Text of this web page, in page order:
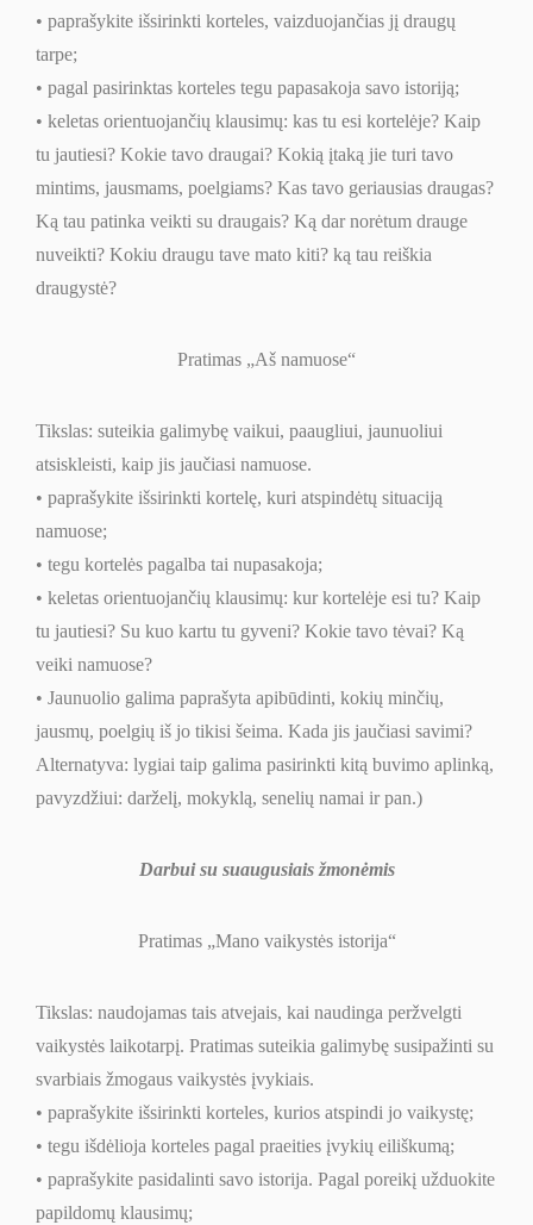
• paprašykite išsirinkti korteles, vaizduojančias jį draugų
tarpe;
• pagal pasirinktas korteles tegu papasakoja savo istoriją;
• keletas orientuojančių klausimų: kas tu esi kortelėje? Kaip
tu jautiesi? Kokie tavo draugai? Kokią įtaką jie turi tavo
mintims, jausmams, poelgiams? Kas tavo geriausias draugas?
Ką tau patinka veikti su draugais? Ką dar norėtum drauge
nuveikti? Kokiu draugu tave mato kiti? ką tau reiškia
draugystė?
Pratimas „Aš namuose“
Tikslas: suteikia galimybę vaikui, paaugliui, jaunuoliui
atsiskleisti, kaip jis jaučiasi namuose.
• paprašykite išsirinkti kortelę, kuri atspindėtų situaciją
namuose;
• tegu kortelės pagalba tai nupasakoja;
• keletas orientuojančių klausimų: kur kortelėje esi tu? Kaip
tu jautiesi? Su kuo kartu tu gyveni? Kokie tavo tėvai? Ką
veiki namuose?
• Jaunuolio galima paprašyta apibūdinti, kokių minčių,
jausmų, poelgių iš jo tikisi šeima. Kada jis jaučiasi savimi?
Alternatyva: lygiai taip galima pasirinkti kitą buvimo aplinką,
pavyzdžiui: darželį, mokyklą, senelių namai ir pan.)
Darbui su suaugusiais žmonėmis
Pratimas „Mano vaikystės istorija“
Tikslas: naudojamas tais atvejais, kai naudinga peržvelgti
vaikystės laikotarpį. Pratimas suteikia galimybę susipažinti su
svarbiais žmogaus vaikystės įvykiais.
• paprašykite išsirinkti korteles, kurios atspindi jo vaikystę;
• tegu išdėlioja korteles pagal praeities įvykių eiliškumą;
• paprašykite pasidalinti savo istorija. Pagal poreikį užduokite
papildomų klausimų;